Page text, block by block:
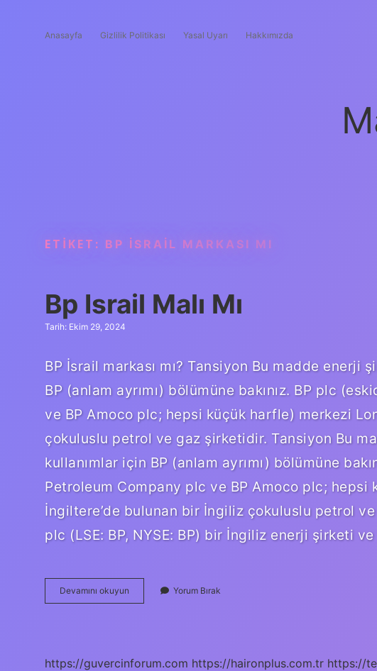
Anasayfa Gizlilik Politikası Yasal Uyarı Hakkımızda
ETIKET: BP İSRAIL MARKASI MI
Bp Israil Malı Mı
Tarih: Ekim 29, 2024
BP İsrail markası mı? Tansiyon Bu madde
BP (anlam ayrımı) bölümüne bakınız. BP plc
ve BP Amoco plc; hepsi küçük harfle) merkezi
çokuluslu petrol ve gaz şirketidir. Tansiyon Bu
kullanımlar için BP (anlam ayrımı) bölümüne
Petroleum Company plc ve BP Amoco plc; hepsi
İngiltere’de bulunan bir İngiliz çokuluslu petrol
plc (LSE: BP, NYSE: BP) bir İngiliz enerji şirketi
Devamını okuyun
Israil
Yorum Bırak
https://guvercinforum.com https://haironplus.com.tr https://